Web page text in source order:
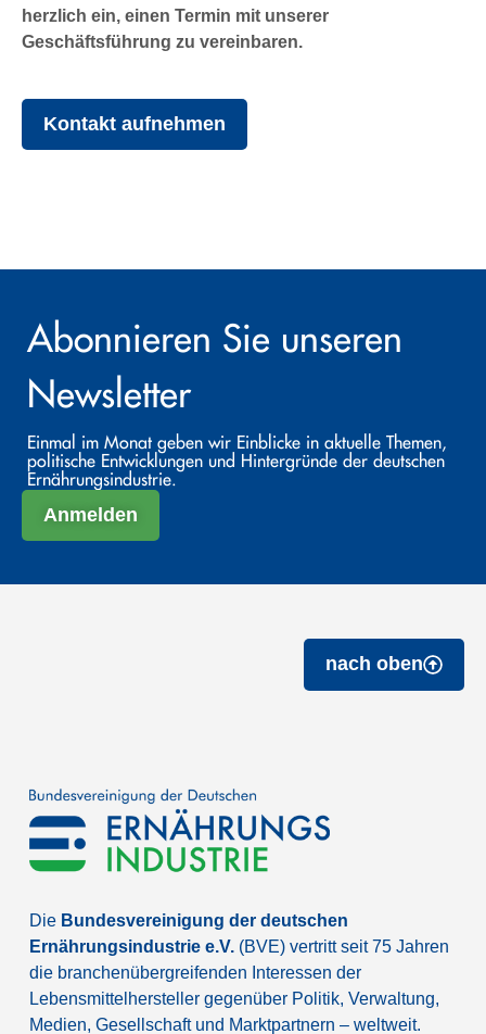
herzlich ein, einen Termin mit unserer
Geschäftsführung zu vereinbaren.
Kontakt aufnehmen
Abonnieren Sie unseren
Newsletter
Einmal im Monat geben wir Einblicke in aktuelle Themen,
politische Entwicklungen und Hintergründe der deutschen
Ernährungsindustrie.
Anmelden
nach oben
Die Bundesvereinigung der deutschen
Ernährungsindustrie e.V. (BVE) vertritt seit 75 Jahren
die branchenübergreifenden Interessen der
Lebensmittelhersteller gegenüber Politik, Verwaltung,
Medien, Gesellschaft und Marktpartnern – weltweit.